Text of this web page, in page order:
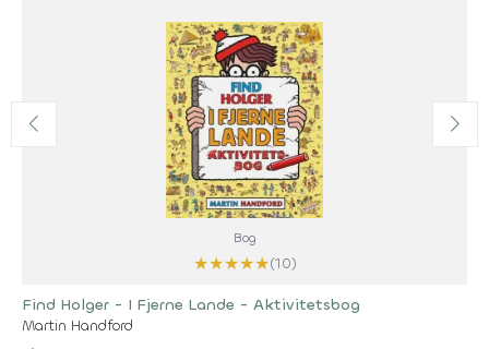
Bog
★★★★★(10)
Find Holger - I Fjerne Lande - Aktivitetsbog
Martin Handford